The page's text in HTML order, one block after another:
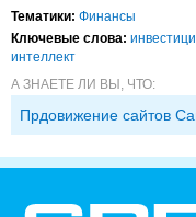
Тематики: Финансы
Ключевые слова:
интеллект
А ЗНАЕТЕ ЛИ ВЫ, ЧТО:
Прдовижение сайтов